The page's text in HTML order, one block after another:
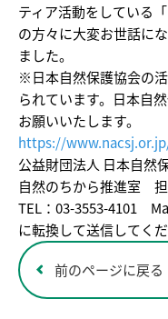
ティア活動をしている
の方々に大変お世話に
ました。
※日本自然保護協会の
られています。日本自
お願いいたします。
https://
公益財団法人 日本自然
自然のちから推進室
TEL：03-3553-4101
に転換して送信してくだ
前のページに戻る